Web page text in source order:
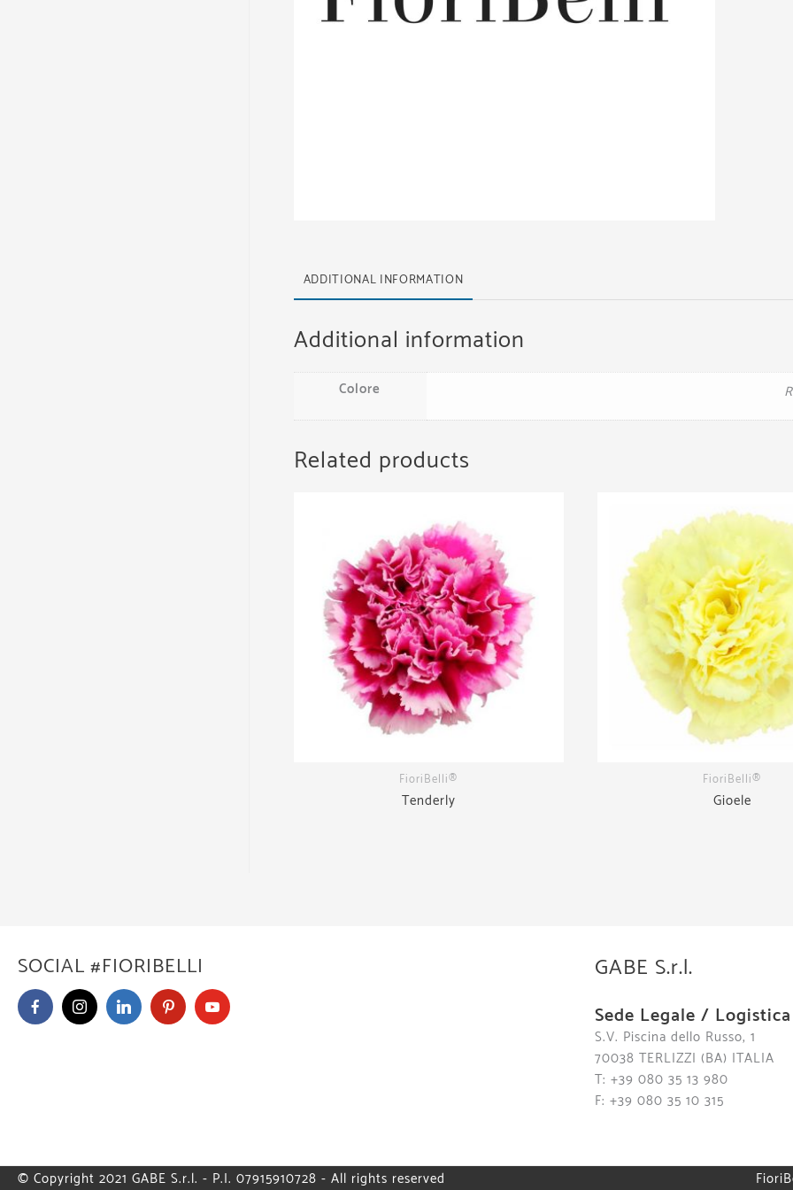
ADDITIONAL INFORMATION
Additional information
Colore
Related products
FioriBelli®
Tenderly
FioriBelli®
Gioele
SOCIAL #FIORIBELLI GABE S.r.l.
Sede Legale / Logistica
S.V. Piscina dello Russo, 1
70038 TERLIZZI (BA) ITALIA
T: +39 080 35 13 980
F: +39 080 35 10 315
© Copyright 2021 GABE S.r.l. - P.I. 07915910728 - All rights reserved